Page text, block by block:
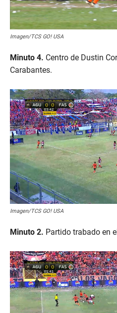
Imagen/TCS GO! USA
Minuto 4. Centro de Dustin
Carabantes.
Imagen/TCS GO! USA
Minuto 2. Partido trabado en